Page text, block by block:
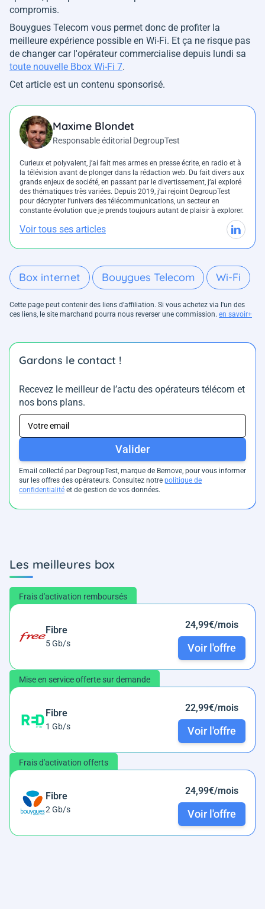
compromis.
Bouygues Telecom vous permet donc de profiter la
meilleure expérience possible en Wi-Fi. Et ça ne risque pas
de changer car l'opérateur commercialise depuis lundi sa
toute nouvelle Bbox Wi-Fi 7.
Cet article est un contenu sponsorisé.
Maxime Blondet
Responsable éditorial DegroupTest
Curieux et polyvalent, j’ai fait mes armes en presse écrite, en radio et à
la télévision avant de plonger dans la rédaction web. Du fait divers aux
grands enjeux de société, en passant par le divertissement, j’ai exploré
des thématiques très variées. Depuis 2019, j’ai rejoint DegroupTest
pour décrypter l’univers des télécommunications, un secteur en
constante évolution que je prends toujours autant de plaisir à explorer.
Voir tous ses articles
Box internet Bouygues Telecom Wi-Fi
Cette page peut contenir des liens d’affiliation. Si vous achetez via l'un des
ces liens, le site marchand pourra nous reverser une commission. en savoir+
Gardons le contact !
Recevez le meilleur de l’actu des opérateurs télécom et
nos bons plans.
Valider
Email collecté par DegroupTest, marque de Bemove, pour vous informer
sur les offres des opérateurs. Consultez notre politique de
confidentialité et de gestion de vos données.
Les meilleures box
Frais d'activation remboursés
Fibre
5 Gb/s
24,99€/mois
Voir l'offre
Mise en service offerte sur demande
Fibre
1 Gb/s
22,99€/mois
Voir l'offre
Frais d'activation offerts
Fibre
2 Gb/s
24,99€/mois
Voir l'offre